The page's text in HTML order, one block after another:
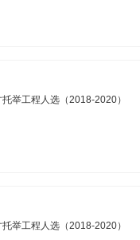
举工程人选（2018-2020）
举工程人选（2018-2020）